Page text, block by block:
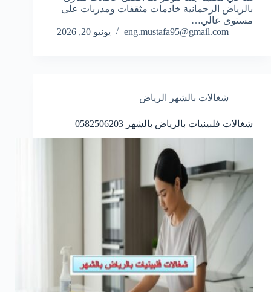
بالرياض الرحمانية خادمات مثقفات ومدربات على
مستوى عالي…
eng.mustafa95@gmail.com
يونيو 20, 2026
شغالات بالشهر الرياض
شغالات فلبينيات بالرياض بالشهر 0582506203